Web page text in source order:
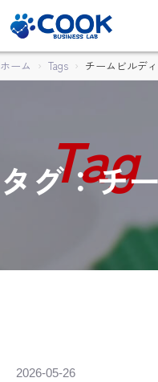
ホーム Tags チームビルデ
タグ：チ
2026-05-26